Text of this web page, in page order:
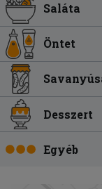
Saláta
Öntet
Desszert
Egyéb